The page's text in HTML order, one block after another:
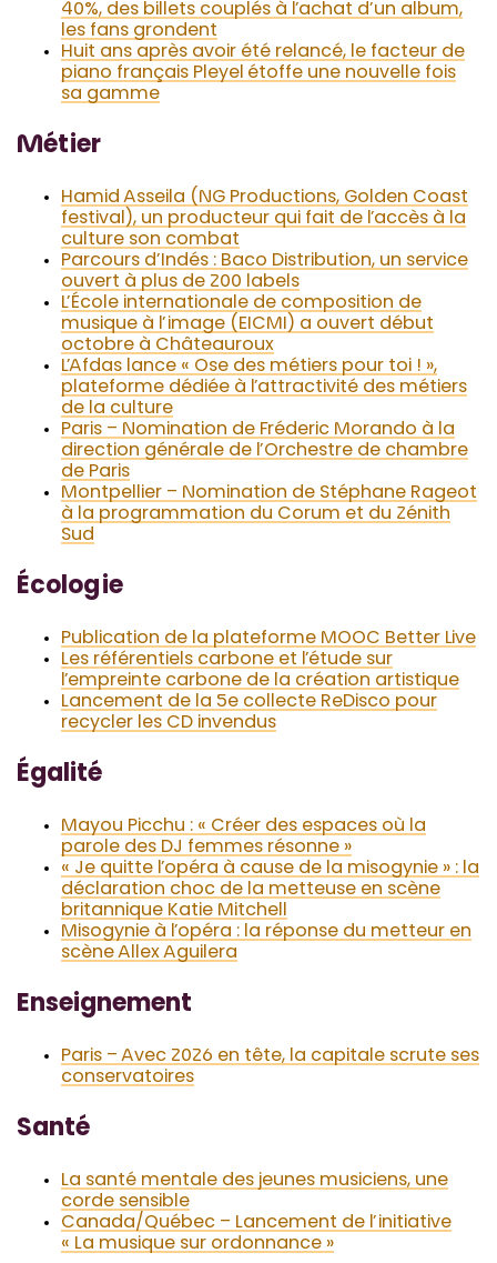
40%, des billets couplés à l’achat d’un album,
les fans grondent
Huit ans après avoir été relancé, le facteur de
piano français Pleyel étoffe une nouvelle fois
sa gamme
Métier
Hamid Asseila (NG Productions, Golden Coast
festival), un producteur qui fait de l’accès à la
culture son combat
Parcours d’Indés : Baco Distribution, un service
ouvert à plus de 200 labels
L’École internationale de composition de
musique à l’image (EICMI) a ouvert début
octobre à Châteauroux
L’Afdas lance « Ose des métiers pour toi ! »,
plateforme dédiée à l’attractivité des métiers
de la culture
Paris – Nomination de Fréderic Morando à la
direction générale de l’Orchestre de chambre
de Paris
Montpellier – Nomination de Stéphane Rageot
à la programmation du Corum et du Zénith
Sud
Écologie
Publication de la plateforme MOOC Better Live
Les référentiels carbone et l’étude sur
l’empreinte carbone de la création artistique
Lancement de la 5e collecte ReDisco pour
recycler les CD invendus
Égalité
Mayou Picchu : « Créer des espaces où la
parole des DJ femmes résonne »
« Je quitte l’opéra à cause de la misogynie » : la
déclaration choc de la metteuse en scène
britannique Katie Mitchell
Misogynie à l’opéra : la réponse du metteur en
scène Allex Aguilera
Enseignement
Paris – Avec 2026 en tête, la capitale scrute ses
conservatoires
Santé
La santé mentale des jeunes musiciens, une
corde sensible
Canada/Québec – Lancement de l’initiative
« La musique sur ordonnance »